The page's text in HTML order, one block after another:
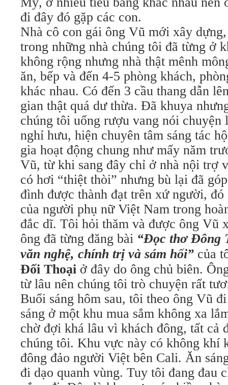
đi đây đó gặp các con.
Nhà cô con gái ông Vũ mới xây
trong những nhà chúng tôi đã từng ở
không rộng nhưng nhà thật mênh
ăn, bếp và đến 4-5 phòng khách,
khác nhau. Có đến 3 cầu thang dẫn
gian thật quá dư thừa. Đã khuya
chúng tôi uống rượu vang nói chuyện
nghỉ hưu, hiện chuyên tâm sáng tác
gia hoạt động chung như mấy năm
Vũ, từ khi sang đây chỉ ở nhà nội trợ
có hơi “thiệt thòi” nhưng bù lại đã
đình được thành đạt trên xứ người, đó
của người phụ nữ Việt Nam trong
đắc dĩ. Tôi hỏi thăm và được ông Vũ
ông đã từng đăng bài “Đọc thơ Đông
văn nghệ, chính trị và sám hối” của
Đối Thoại ở đây do ông chủ biên.
từ lâu nên chúng tôi trò chuyện rất
Buổi sáng hôm sau, tôi theo ông Vũ
sáng ở một khu mua sắm không xa
chờ đợi khá lâu vì khách đông, tất cả
chúng tôi. Khu vực này có không khí
đông đảo người Việt bên Cali. Ăn
đi dạo quanh vùng. Tuy tôi đang đau